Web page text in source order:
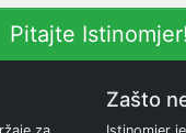
Pitajte Istinomjer!
Zašto